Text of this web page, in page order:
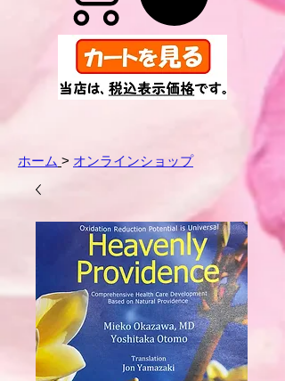
ホーム > オンラインショップ